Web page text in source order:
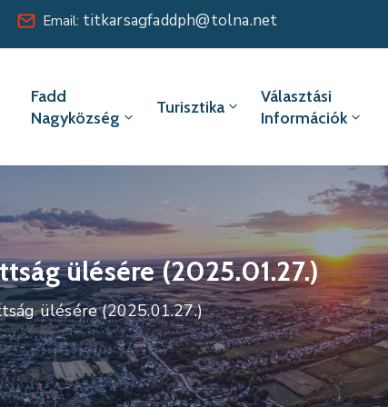
Email: titkarsagfaddph@tolna.net
Fadd
Nagyközség
Turisztika
Választási
Információk
ülésére (2025.01.27.)
ülésére (2025.01.27.)